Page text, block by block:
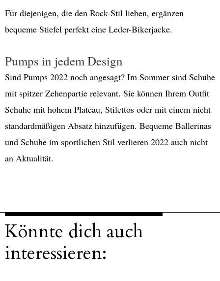
Für diejenigen, die den Rock-Stil lieben, ergänzen
bequeme Stiefel perfekt eine Leder-Bikerjacke.
Pumps in jedem Design
Sind Pumps 2022 noch angesagt? Im Sommer sind Schuhe
mit spitzer Zehenpartie relevant. Sie können Ihrem Outfit
Schuhe mit hohem Plateau, Stilettos oder mit einem nicht
standardmäßigen Absatz hinzufügen. Bequeme Ballerinas
und Schuhe im sportlichen Stil verlieren 2022 auch nicht
an Aktualität.
Könnte dich auch
interessieren: